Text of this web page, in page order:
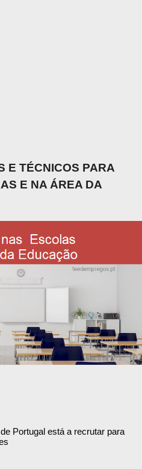
E TÉCNICOS PARA
E NA ÁREA DA
Portugal está a recrutar para